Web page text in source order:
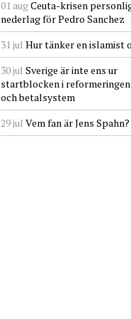
01 augCeuta-krisen
nederlag för Pedro Sanchez
31 jul Hur tänker en islamist
30 jul Sverige är inte ens ur
startblocken i reformeringen
och betalsystem
29 jul Vem fan är Jens Spahn?